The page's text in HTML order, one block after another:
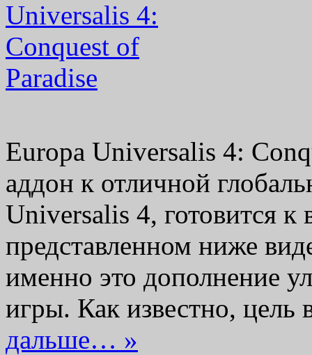
Europa Universalis 4:
аддон к отличной
Universalis 4, готовится
представленном ниже
именно это дополнение
игры. Как известно,
дальше… »